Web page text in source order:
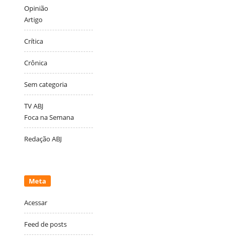
Opinião
Artigo
Crítica
Crônica
Sem categoria
TV ABJ
Foca na Semana
Redação ABJ
Meta
Acessar
Feed de posts